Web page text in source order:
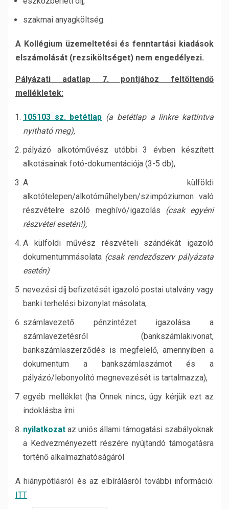
szakmai anyagköltség.
A Kollégium üzemeltetési és fenntartási kiadások
elszámolását (rezsiköltséget) nem engedélyezi.
Pályázati adatlap 7. pontjához feltöltendő
mellékletek:
105103 sz. betétlap (a betétlap a linkre kattintva
nyitható meg),
pályázó alkotóművész utóbbi 3 évben készített
alkotásainak fotó-dokumentációja (3-5 db),
A külföldi
alkotótelepen/alkotóműhelyben/szimpóziumon való
részvételre szóló meghívó/igazolás (csak egyéni
részvétel esetén!),
A külföldi művész részvételi szándékát igazoló
dokumentummásolata (csak rendezőszerv pályázata
esetén)
nevezési díj befizetését igazoló postai utalvány vagy
banki terhelési bizonylat másolata,
számlavezető pénzintézet igazolása a
számlavezetésről (bankszámlakivonat,
bankszámlaszerződés is megfelelő, amennyiben a
dokumentum a bankszámlaszámot és a
pályázó/lebonyolító megnevezését is tartalmazza),
egyéb melléklet (ha Önnek nincs, úgy kérjük ezt az
indoklásba írni
nyilatkozat az uniós állami támogatási szabályoknak
a Kedvezményezett részére nyújtandó támogatásra
történő alkalmazhatóságáról
A hiánypótlásról és az elbírálásról további információ:
ITT